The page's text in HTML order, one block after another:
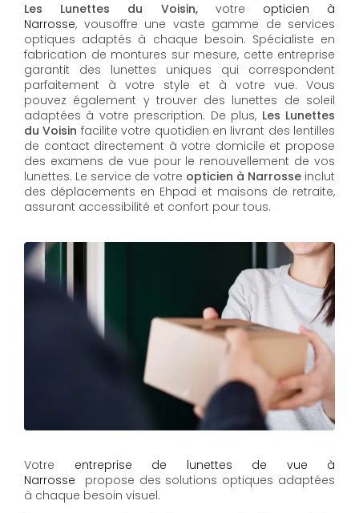
Les Lunettes du Voisin,votre opticien à
Narrosse, vousoffre une vaste gamme de services
optiques adaptés à chaque besoin. Spécialiste en
fabrication de montures sur mesure, cette entreprise
garantit des lunettes uniques qui correspondent
parfaitement à votre style et à votre vue. Vous
pouvez également y trouver des lunettes de soleil
adaptées à votre prescription. De plus, Les Lunettes
du Voisin facilite votre quotidien en livrant des lentilles
de contact directement à votre domicile et propose
des examens de vue pour le renouvellement de vos
lunettes. Le service de votre opticien à Narrosse inclut
des déplacements en Ehpad et maisons de retraite,
assurant accessibilité et confort pour tous.
Votre entreprise de lunettes de vue à
Narrosse propose des solutions optiques adaptées
à chaque besoin visuel.